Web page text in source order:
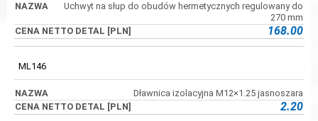
Uchwyt na słup do obudów hermetycznych regulowany do
270 mm
168.00
ML146
Dławnica izolacyjna M12×1.25 jasnoszara
2.20